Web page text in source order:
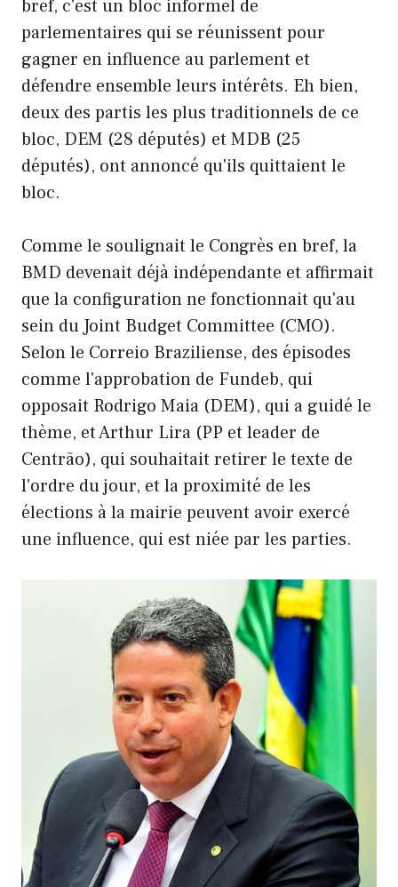
bref, c'est un bloc informel de
parlementaires qui se réunissent pour
gagner en influence au parlement et
défendre ensemble leurs intérêts. Eh bien,
deux des partis les plus traditionnels de ce
bloc, DEM (28 députés) et MDB (25
députés), ont annoncé qu'ils quittaient le
bloc.
Comme le soulignait le Congrès en bref, la
BMD devenait déjà indépendante et affirmait
que la configuration ne fonctionnait qu'au
sein du Joint Budget Committee (CMO).
Selon le Correio Braziliense, des épisodes
comme l'approbation de Fundeb, qui
opposait Rodrigo Maia (DEM), qui a guidé le
thème, et Arthur Lira (PP et leader de
Centrão), qui souhaitait retirer le texte de
l'ordre du jour, et la proximité de les
élections à la mairie peuvent avoir exercé
une influence, qui est niée par les parties.